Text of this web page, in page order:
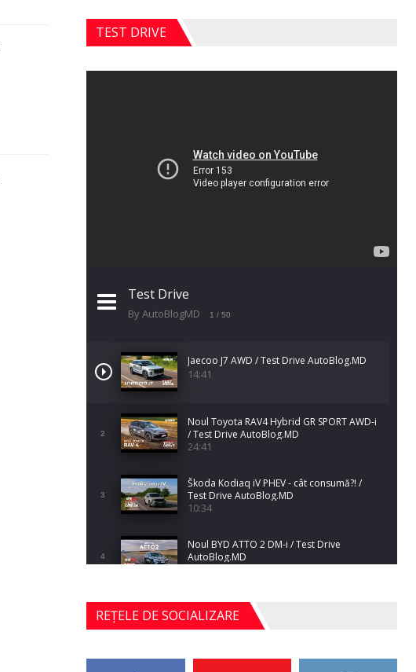
TEST DRIVE
Test Drive
By AutoBlogMD 1 / 50
Jaecoo J7 AWD / Test Drive AutoBlog.MD
14:41
2
Noul Toyota RAV4 Hybrid GR SPORT AWD-i
/ Test Drive AutoBlog.MD
24:41
3
Škoda Kodiaq iV PHEV - cât consumă?! /
Test Drive AutoBlog.MD
10:34
4
Noul BYD ATTO 2 DM-i / Test Drive
AutoBlog.MD
5
Noul Mercedes-Benz S-Class facelift (S 580
4MATIC V223) / Test Drive AutoBlog.MD
27:33
REȚELE DE SOCIALIZARE